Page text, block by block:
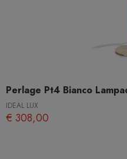
Perlage Pt4 Bianco
IDEAL LUX
€ 308,00